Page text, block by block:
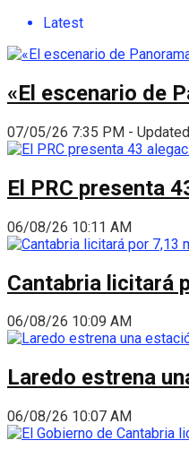
Latest
«El escenario de
07/05/26 7:35 PM -
El PRC presenta
06/08/26 10:11 AM
Cantabria licitará
06/08/26 10:09 AM
Laredo estrena
06/08/26 10:07 AM